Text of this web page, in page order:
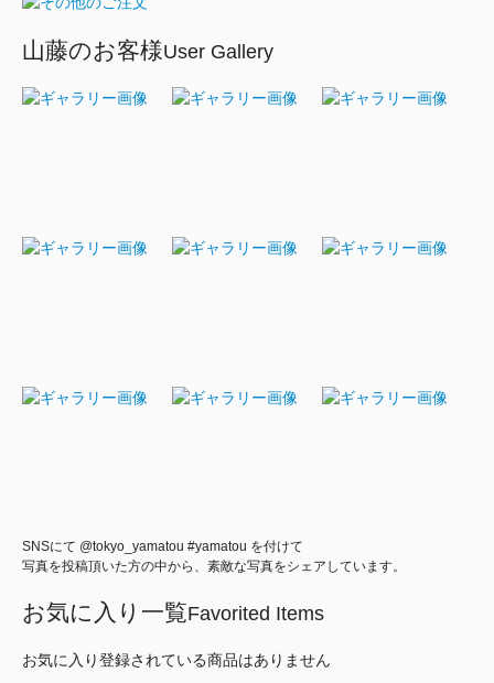
山藤のお客様User Gallery
SNSにて @tokyo_yamatou #yamatou を付けて
写真を投稿頂いた方の中から、素敵な写真をシェアしています。
お気に入り一覧Favorited Items
お気に入り登録されている商品はありません